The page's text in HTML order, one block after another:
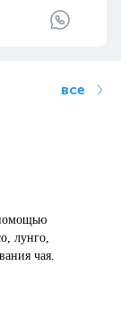
все
лунго,
чая.